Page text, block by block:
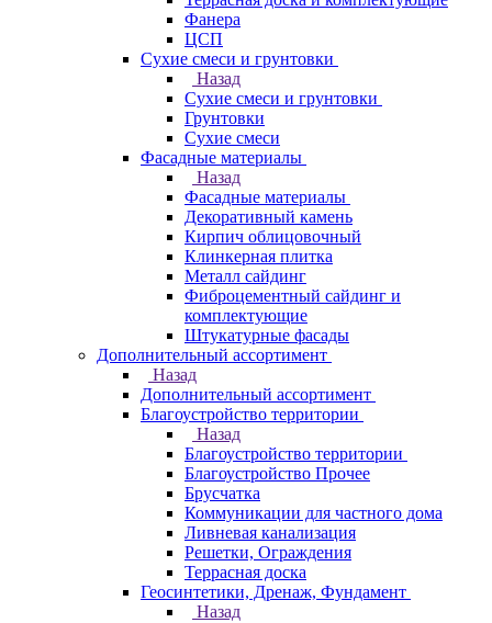
Фанера
ЦСП
Сухие смеси и грунтовки
Назад
Сухие смеси и грунтовки
Грунтовки
Сухие смеси
Фасадные материалы
Назад
Фасадные материалы
Декоративный камень
Кирпич облицовочный
Клинкерная плитка
Металл сайдинг
Фиброцементный сайдинг и
комплектующие
Штукатурные фасады
Дополнительный ассортимент
Назад
Дополнительный ассортимент
Благоустройство территории
Назад
Благоустройство территории
Благоустройство Прочее
Брусчатка
Коммуникации для частного дома
Ливневая канализация
Решетки, Ограждения
Террасная доска
Геосинтетики, Дренаж, Фундамент
Назад